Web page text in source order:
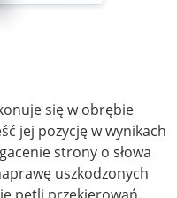
się w obrębie
jej pozycję w wynikach
strony o słowa
uszkodzonych
pętli przekierowań.